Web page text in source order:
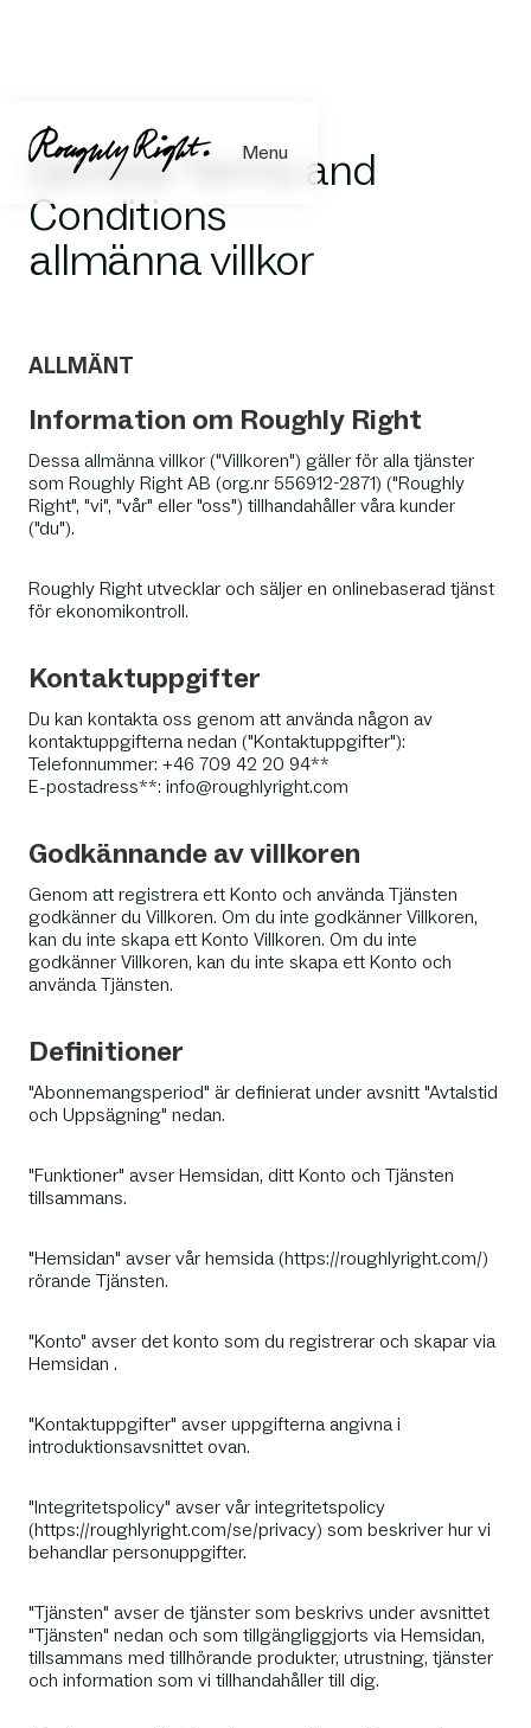
Menu
General Terms and
Conditions
allmänna villkor
ALLMÄNT
Information om Roughly Right
Dessa allmänna villkor ("Villkoren") gäller för alla tjänster
som Roughly Right AB (org.nr 556912-2871) ("Roughly
Right", "vi", "vår" eller "oss") tillhandahåller våra kunder
("du").
Roughly Right utvecklar och säljer en onlinebaserad tjänst
för ekonomikontroll.
Kontaktuppgifter
Du kan kontakta oss genom att använda någon av
kontaktuppgifterna nedan ("Kontaktuppgifter"):
Telefonnummer: +46 709 42 20 94**
E-postadress**: info@roughlyright.com
Godkännande av villkoren
Genom att registrera ett Konto och använda Tjänsten
godkänner du Villkoren. Om du inte godkänner Villkoren,
kan du inte skapa ett Konto Villkoren. Om du inte
godkänner Villkoren, kan du inte skapa ett Konto och
använda Tjänsten.
Definitioner
"Abonnemangsperiod" är definierat under avsnitt "Avtalstid
och Uppsägning" nedan.
"Funktioner" avser Hemsidan, ditt Konto och Tjänsten
tillsammans.
"Hemsidan" avser vår hemsida (https://roughlyright.com/)
rörande Tjänsten.
"Konto" avser det konto som du registrerar och skapar via
Hemsidan .
"Kontaktuppgifter" avser uppgifterna angivna i
introduktionsavsnittet ovan.
"Integritetspolicy" avser vår integritetspolicy
(https://roughlyright.com/se/privacy) som beskriver hur vi
behandlar personuppgifter.
"Tjänsten" avser de tjänster som beskrivs under avsnittet
"Tjänsten" nedan och som tillgängliggjorts via Hemsidan,
tillsammans med tillhörande produkter, utrustning, tjänster
och information som vi tillhandahåller till dig.